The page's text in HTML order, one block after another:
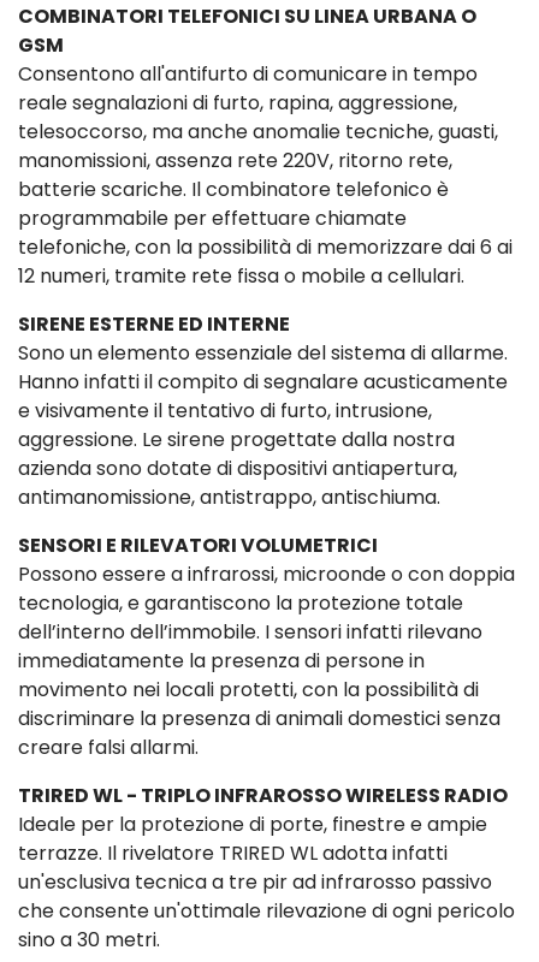
COMBINATORI TELEFONICI SU LINEA URBANA O
GSM
Consentono all'antifurto di comunicare in tempo
reale segnalazioni di furto, rapina, aggressione,
telesoccorso, ma anche anomalie tecniche, guasti,
manomissioni, assenza rete 220V, ritorno rete,
batterie scariche. Il combinatore telefonico è
programmabile per effettuare chiamate
telefoniche, con la possibilità di memorizzare dai 6 ai
12 numeri, tramite rete fissa o mobile a cellulari.
SIRENE ESTERNE ED INTERNE
Sono un elemento essenziale del sistema di allarme.
Hanno infatti il compito di segnalare acusticamente
e visivamente il tentativo di furto, intrusione,
aggressione. Le sirene progettate dalla nostra
azienda sono dotate di dispositivi antiapertura,
antimanomissione, antistrappo, antischiuma.
SENSORI E RILEVATORI VOLUMETRICI
Possono essere a infrarossi, microonde o con doppia
tecnologia, e garantiscono la protezione totale
dell’interno dell’immobile. I sensori infatti rilevano
immediatamente la presenza di persone in
movimento nei locali protetti, con la possibilità di
discriminare la presenza di animali domestici senza
creare falsi allarmi.
TRIRED WL - TRIPLO INFRAROSSO WIRELESS RADIO
Ideale per la protezione di porte, finestre e ampie
terrazze. Il rivelatore TRIRED WL adotta infatti
un'esclusiva tecnica a tre pir ad infrarosso passivo
che consente un'ottimale rilevazione di ogni pericolo
sino a 30 metri.